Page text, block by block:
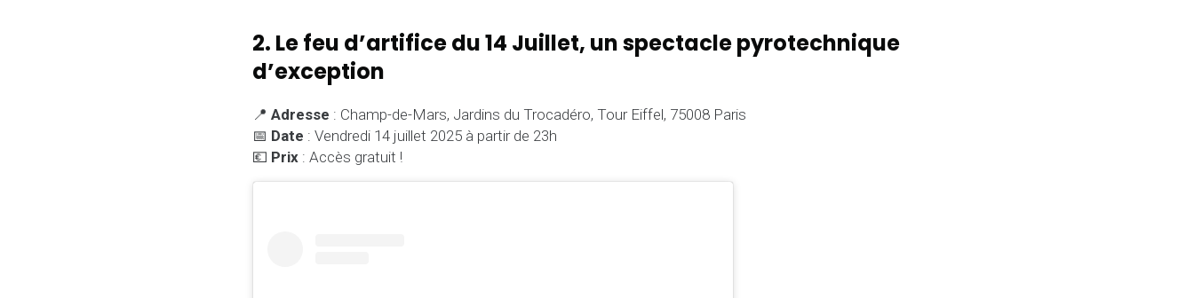
2. Le feu d’artifice du 14 Juillet, un spectacle pyrotechnique
d’exception
📍 Adresse : Champ-de-Mars, Jardins du Trocadéro, Tour Eiffel, 75008 Paris
📅 Date : Vendredi 14 juillet 2025 à partir de 23h
💶 Prix : Accès gratuit !